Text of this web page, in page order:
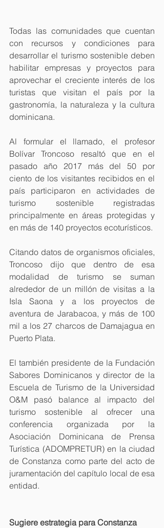
Todas las comunidades que cuentan
con recursos y condiciones para
desarrollar el turismo sostenible deben
habilitar empresas y proyectos para
aprovechar el creciente interés de los
turistas que visitan el país por la
gastronomía, la naturaleza y la cultura
dominicana.
Al formular el llamado, el profesor
Bolívar Troncoso resaltó que en el
pasado año 2017 más del 50 por
ciento de los visitantes recibidos en el
país participaron en actividades de
turismo sostenible registradas
principalmente en áreas protegidas y
en más de 140 proyectos ecoturísticos.
Citando datos de organismos oficiales,
Troncoso dijo que dentro de esa
modalidad de turismo se suman
alrededor de un millón de visitas a la
Isla Saona y a los proyectos de
aventura de Jarabacoa, y más de 100
mil a los 27 charcos de Damajagua en
Puerto Plata.
El también presidente de la Fundación
Sabores Dominicanos y director de la
Escuela de Turismo de la Universidad
O&M pasó balance al impacto del
turismo sostenible al ofrecer una
conferencia organizada por la
Asociación Dominicana de Prensa
Turística (ADOMPRETUR) en la ciudad
de Constanza como parte del acto de
juramentación del capítulo local de esa
entidad.
Sugiere estrategia para Constanza